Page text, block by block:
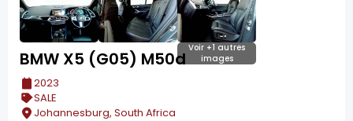
Voir +1 autres
images
BMW X5 (G05) M50d
2023
SALE
Johannesburg, South Africa